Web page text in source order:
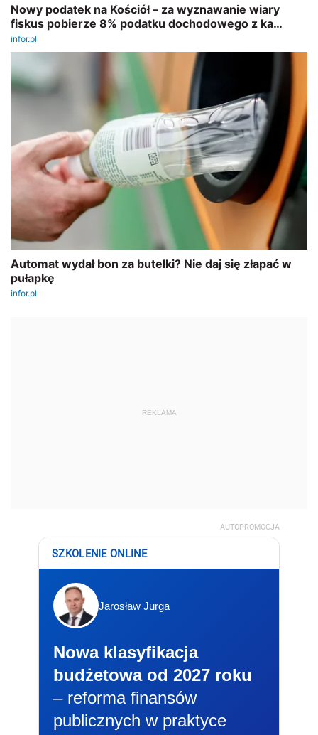
REKLAMA
AUTOPROMOCJA
SZKOLENIE ONLINE
Jarosław Jurga
Nowa klasyfikacja
budżetowa od 2027 roku
– reforma finansów
publicznych w praktyce